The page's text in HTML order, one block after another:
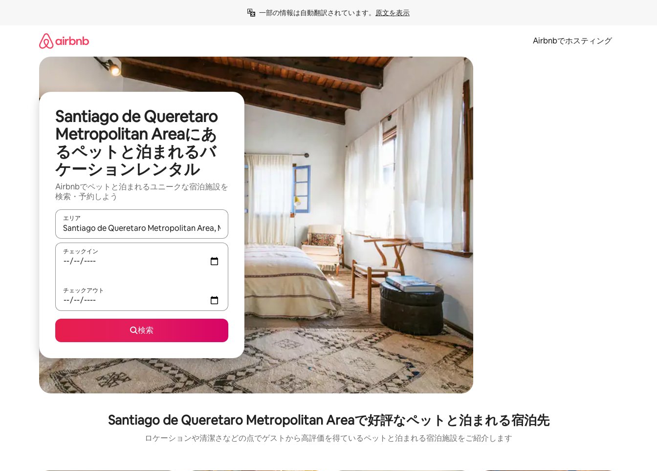
一部の情報は自動翻訳されています。 原文を表示
Airbnbでホスティング
Santiago de Queretaro
Metropolitan Areaにあ
るペットと泊まれるバ
ケーションレンタル
Airbnbでペットと泊まれるユニークな宿泊施設を
検索・予約しよう
エリア
検索結果が表示されたら、上下の矢印キーを使って移動するか、画面をタッチまたはスワイプして検索結果を確認することができます。
チェックイン
チェックアウト
検索
Santiago de Queretaro Metropolitan Areaで好評なペットと泊まれる宿泊先
ロケーションや清潔さなどの点でゲストから高評価を得ているペットと泊まれる宿泊施設をご紹介します